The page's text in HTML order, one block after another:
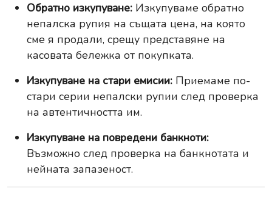
Обратно изкупуване: Изкупуваме обратно
непалска рупия на същата цена, на която
сме я продали, срещу представяне на
касовата бележка от покупката.
Изкупуване на стари емисии: Приемаме по-
стари серии непалски рупии след проверка
на автентичността им.
Изкупуване на повредени банкноти:
Възможно след проверка на банкнотата и
нейната запазеност.